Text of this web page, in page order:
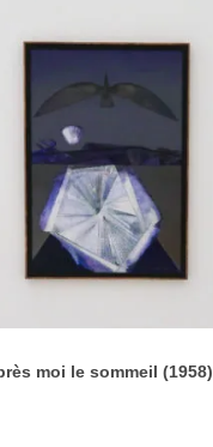
moi le sommeil (1958)